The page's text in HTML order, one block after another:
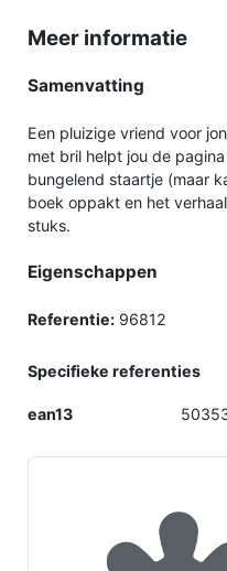
Meer informatie
Samenvatting
Een pluizige vriend voor
met bril helpt jou de
bungelend staartje (maar
boek oppakt en het
stuks.
Eigenschappen
Referentie: 96812
Specifieke referenties
ean13